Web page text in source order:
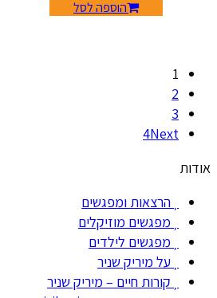
הוספה לסל
1
2
3
Next
אודות
הרצאות ומפגשים
מפגשים מוזיקלים
מפגשים לילדים
על מיריק שניר
קורות חיים – מיריק שניר